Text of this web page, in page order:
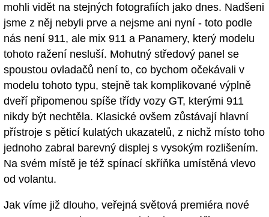
mohli vidět na stejných fotografiích jako dnes. Nadšeni
jsme z něj nebyli prve a nejsme ani nyní - toto podle
nás není 911, ale mix 911 a Panamery, který modelu
tohoto ražení nesluší. Mohutný středový panel se
spoustou ovladačů není to, co bychom očekávali v
modelu tohoto typu, stejně tak komplikované výplně
dveří připomenou spíše třídy vozy GT, kterými 911
nikdy být nechtěla. Klasické ovšem zůstávají hlavní
přístroje s pěticí kulatých ukazatelů, z nichž místo toho
jednoho zabral barevný displej s vysokým rozlišením.
Na svém místě je též spínací skříňka umístěná vlevo
od volantu.
Jak víme již dlouho, veřejná světová premiéra nové